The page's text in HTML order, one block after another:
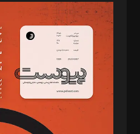
مدیر مسئول: محمدباقر اثنی‌عشری
سردبیر: مهرک محمودی
دبیر تحریریه: میثم قاسمی
د‌بیر ناداستان: سمانه سمیع
د‌بیر خدمت و تجارت: ابوالفضل رجبی
د‌بیر حقوق فناوری: حسام‌الدین
د‌بیر پیوست جهان: مینا پاکدل
د‌بیر تحریریه آنلاین: بابک نقاش